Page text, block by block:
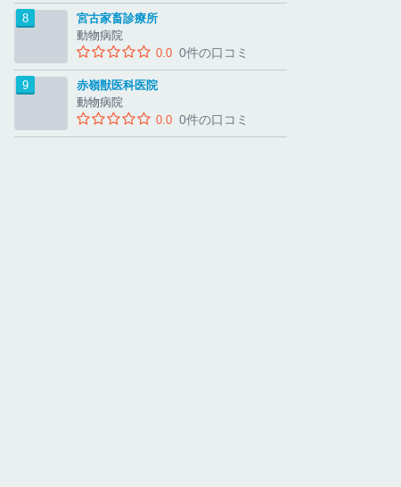
宮古家畜診療所
動物病院
0.0 0件の口コミ
赤嶺獣医科医院
動物病院
0.0 0件の口コミ